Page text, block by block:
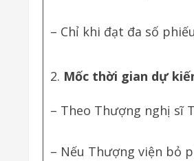
– Chỉ khi đạt đa số
Mốc thời gian dự
– Theo Thượng nghị sĩ
– Nếu Thượng viện bỏ